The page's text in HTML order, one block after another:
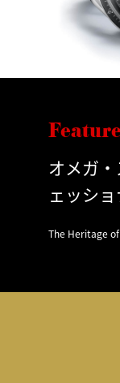
オメガ
ェッシ
The Heritage